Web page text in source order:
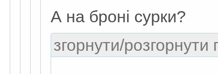
А на броні сурки?
згорнути/розгорнути